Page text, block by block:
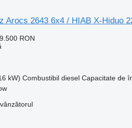
Arocs 2643 6x4 / HIAB X-Hiduo
RON
kW) Combustibil diesel Capacitate de